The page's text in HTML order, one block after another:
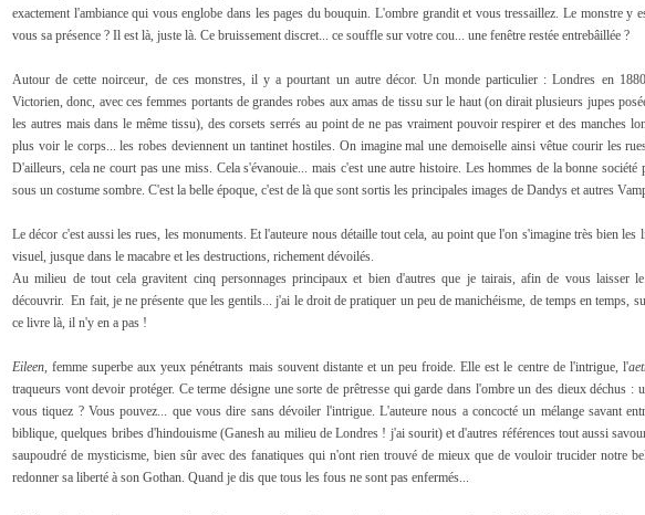
exactement l'ambiance qui vous englobe dans les pages du bouquin. L'ombre grandit et vous tressaillez. Le monstre y
vous sa présence ? Il est là, juste là. Ce bruissement discret... ce souffle sur votre cou... une fenêtre restée entrebâillée ?
Autour de cette noirceur, de ces monstres, il y a pourtant un autre décor. Un monde particulier : Londres en
Victorien, donc, avec ces femmes portants de grandes robes aux amas de tissu sur le haut (on dirait plusieurs jupes
les autres mais dans le même tissu), des corsets serrés au point de ne pas vraiment pouvoir respirer et des manches
plus voir le corps... les robes deviennent un tantinet hostiles. On imagine mal une demoiselle ainsi vêtue courir les
D'ailleurs, cela ne court pas une miss. Cela s'évanouie... mais c'est une autre histoire. Les hommes de la bonne société
sous un costume sombre. C'est la belle époque, c'est de là que sont sortis les principales images de Dandys et autres
Le décor c'est aussi les rues, les monuments. Et l'auteure nous détaille tout cela, au point que l'on s'imagine très bien les
visuel, jusque dans le macabre et les destructions, richement dévoilés.
Au milieu de tout cela gravitent cinq personnages principaux et bien d'autres que je tairais, afin de vous laisser
découvrir. En fait, je ne présente que les gentils... j'ai le droit de pratiquer un peu de manichéisme, de temps en temps,
ce livre là, il n'y en a pas !
Eileen, femme superbe aux yeux pénétrants mais souvent distante et un peu froide. Elle est le centre de l'intrigue, l'
traqueurs vont devoir protéger. Ce terme désigne une sorte de prêtresse qui garde dans l'ombre un des dieux déchus :
vous tiquez ? Vous pouvez... que vous dire sans dévoiler l'intrigue. L'auteure nous a concocté un mélange savant
biblique, quelques bribes d'hindouisme (Ganesh au milieu de Londres ! j'ai sourit) et d'autres références tout aussi
saupoudré de mysticisme, bien sûr avec des fanatiques qui n'ont rien trouvé de mieux que de vouloir trucider notre
redonner sa liberté à son Gothan. Quand je dis que tous les fous ne sont pas enfermés...